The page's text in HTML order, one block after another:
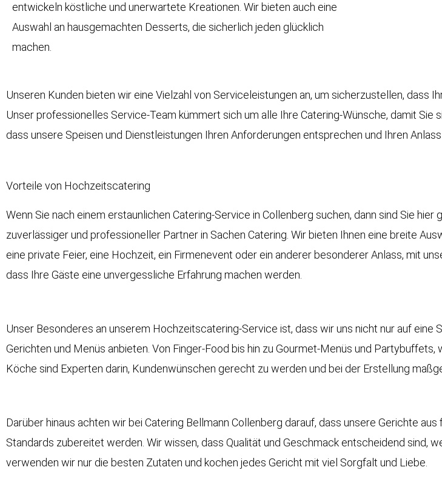
entwickeln köstliche und unerwartete Kreationen. Wir bieten auch eine
Auswahl an hausgemachten Desserts, die sicherlich jeden glücklich
machen.
Unseren Kunden bieten wir eine Vielzahl von Serviceleistungen an, um sicherzustellen, dass
Unser professionelles Service-Team kümmert sich um alle Ihre Catering-Wünsche, damit Sie
dass unsere Speisen und Dienstleistungen Ihren Anforderungen entsprechen und Ihren
Vorteile von Hochzeitscatering
Wenn Sie nach einem erstaunlichen Catering-Service in Collenberg suchen, dann sind Sie hier
zuverlässiger und professioneller Partner in Sachen Catering. Wir bieten Ihnen eine breite
eine private Feier, eine Hochzeit, ein Firmenevent oder ein anderer besonderer Anlass, mit
dass Ihre Gäste eine unvergessliche Erfahrung machen werden.
Unser Besonderes an unserem Hochzeitscatering-Service ist, dass wir uns nicht nur auf eine
Gerichten und Menüs anbieten. Von Finger-Food bis hin zu Gourmet-Menüs und
Köche sind Experten darin, Kundenwünschen gerecht zu werden und bei der Erstellung
Darüber hinaus achten wir bei Catering Bellmann Collenberg darauf, dass unsere Gerichte
Standards zubereitet werden. Wir wissen, dass Qualität und Geschmack entscheidend sind,
verwenden wir nur die besten Zutaten und kochen jedes Gericht mit viel Sorgfalt und Liebe.